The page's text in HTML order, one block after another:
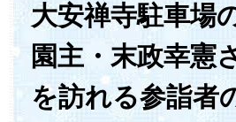
大安禅寺駐車場
園主・末政幸憲
を訪れる参詣者